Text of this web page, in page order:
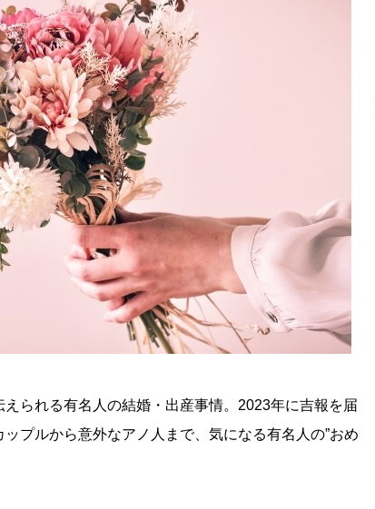
られる有名人の結婚・出産事情。2023年に吉報を届
プルから意外なアノ人まで、気になる有名人の”おめ